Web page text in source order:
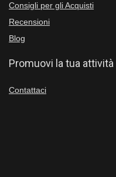
Consigli per gli Acquisti
Recensioni
Blog
Promuovi la tua attività
Contattaci